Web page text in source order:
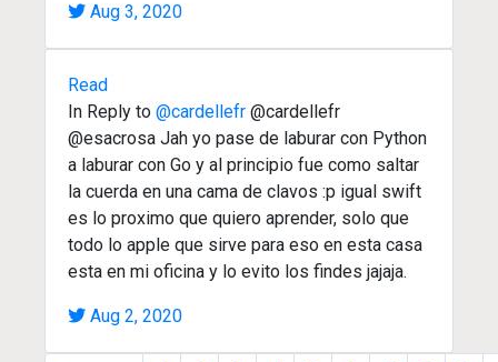
Aug 3, 2020
Read
In Reply to @cardellefr @cardellefr
@esacrosa Jah yo pase de laburar con Python
a laburar con Go y al principio fue como saltar
la cuerda en una cama de clavos :p igual swift
es lo proximo que quiero aprender, solo que
todo lo apple que sirve para eso en esta casa
esta en mi oficina y lo evito los findes jajaja.
Aug 2, 2020